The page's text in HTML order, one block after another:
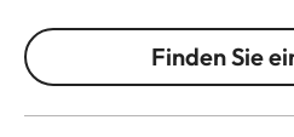
Finden Sie